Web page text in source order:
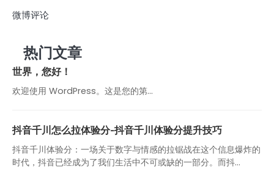
微博评论
热门文章
世界，您好！
欢迎使用 WordPress。这是您的第…
抖音千川怎么拉体验分-抖音千川体验分提升技巧
抖音千川体验分：一场关于数字与情感的拉锯战在这个信息爆炸的
时代，抖音已经成为了我们生活中不可或缺的一部分。而抖...